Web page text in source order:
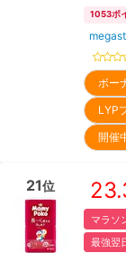
1053ポ
ボー
LYP
開催
21位
マラソ
最強翌